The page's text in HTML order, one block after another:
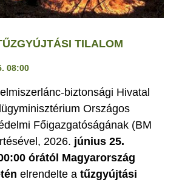
TILALOM
08:00
biztonsági Hivatal
Országos
Főigazgatóságának (BM
2026. június 25.
órától Magyarország
elrendelte a tűzgyújtási